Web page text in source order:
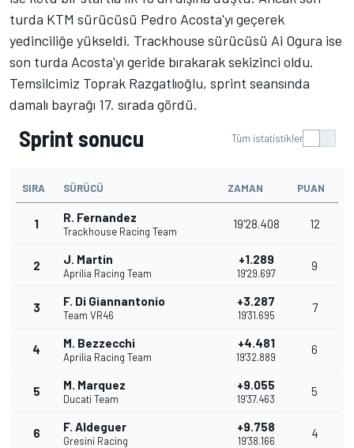
turda KTM sürücüsü Pedro Acosta'yı geçerek
yedinciliğe yükseldi. Trackhouse sürücüsü Ai Ogura ise
son turda Acosta'yı geride bırakarak sekizinci oldu.
Temsilcimiz Toprak Razgatlıoğlu, sprint seansında
damalı bayrağı 17. sırada gördü.
Sprint sonucu Tüm istatistikler
SIRA SÜRÜCÜ ZAMAN PUAN
1 R. Fernandez
Trackhouse Racing Team
19'28.408 12
2 J. Martin
Aprilia Racing Team
+1.289
19'29.697
9
3 F. Di Giannantonio
Team VR46
+3.287
19'31.695
7
4 M. Bezzecchi
Aprilia Racing Team
+4.481
19'32.889
6
5 M. Marquez
Ducati Team
+9.055
19'37.463
5
6 F. Aldeguer
Gresini Racing
+9.758
19'38.166
4